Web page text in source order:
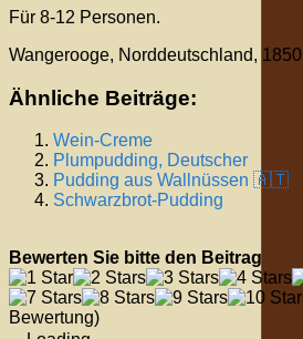
Für 8-12 Personen.
Wangerooge, Norddeutschland, 1850
Ähnliche Beiträge:
Wein-Creme
Plumpudding, Deutscher
Pudding aus Wallnüssen 🇦🇹
Schwarzbrot-Pudding
Bewerten Sie bitte den Beitrag
Bewertung)